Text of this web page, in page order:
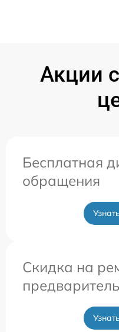
Акции
Бесплатная
обращения
Скидка на